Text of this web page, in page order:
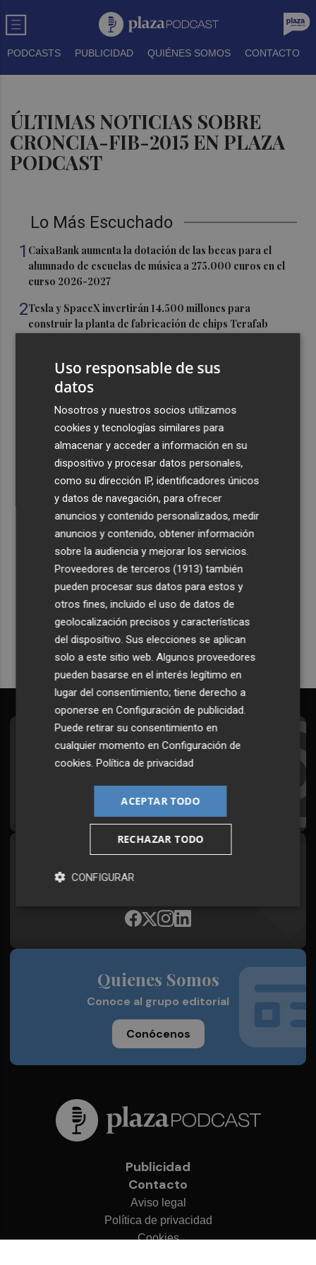
PODCASTS PUBLICIDAD QUIÉNES SOMOS CONTACTO
ÚLTIMAS NOTICIAS SOBRE
CRONCIA-FIB-2015 EN PLAZA
PODCAST
Lo Más Escuchado
1 CaixaBank aumenta la dotación de las becas para el
alumnado de escuelas de música a 275.000 euros en el
curso 2026-2027
2Tesla y SpaceX invertirán 14.500 millones para
construir la planta de fabricación de chips Terafab
Déu de Gràcia y Sant Pasqual Baylón
Vila-real denuncia el traslado del Punto de Encuentro
Familiar a Onda por "el perjuicio que supondrá para las
familias"
Oropesa ultima los preparativos para el eclipse total de
Sol y habilita cuatro puntos informativos
Recibe toda la actualidad de
Plaza Podcast en tu correo
Quiero suscribirme
Suscríbete al Boletín
Todos los días a primera hora en tu email
¡Quiero suscribirme!
Síguenos en redes
Plaza Podcast, desde cualquier medio
Quienes Somos
Conoce al grupo editorial
Conócenos
Publicidad
Contacto
Aviso legal
Política de privacidad
Cookies
Uso responsable de sus
datos
Nosotros y nuestros socios utilizamos
cookies y tecnologías similares para
almacenar y acceder a información en su
dispositivo y procesar datos personales,
como su dirección IP, identificadores únicos
y datos de navegación, para ofrecer
anuncios y contenido personalizados, medir
anuncios y contenido, obtener información
sobre la audiencia y mejorar los servicios.
Proveedores de terceros (1913) también
pueden procesar sus datos para estos y
otros fines, incluido el uso de datos de
geolocalización precisos y características
del dispositivo. Sus elecciones se aplican
solo a este sitio web. Algunos proveedores
pueden basarse en el interés legítimo en
lugar del consentimiento; tiene derecho a
oponerse enConfiguración de publicidad.
Puede retirar su consentimiento en
cualquier momento enConfiguración de
cookies.Política de privacidad
ACEPTAR TODO
RECHAZAR TODO
CONFIGURAR